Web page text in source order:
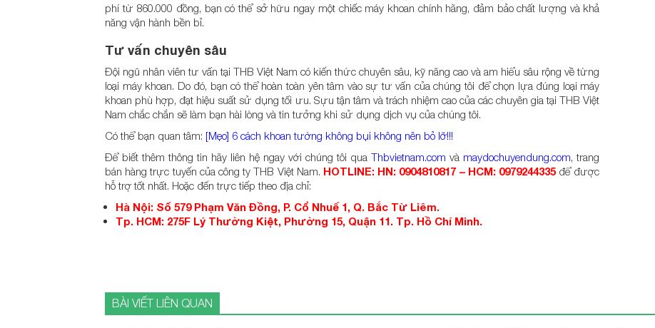
phí từ 860.000 đồng, bạn có thể sở hữu ngay một chiếc máy khoan chính hãng, đảm bảo chất lượng và khả
năng vận hành bền bỉ.
Tư vấn chuyên sâu
Đội ngũ nhân viên tư vấn tại THB Việt Nam có kiến thức chuyên sâu, kỹ năng cao và am hiểu sâu rộng về từng
loại máy khoan. Do đó, bạn có thể hoàn toàn yên tâm vào sự tư vấn của chúng tôi để chọn lựa đúng loại máy
khoan phù hợp, đạt hiệu suất sử dụng tối ưu. Sựu tận tâm và trách nhiệm cao của các chuyên gia tại THB Việt
Nam chắc chắn sẽ làm bạn hài lòng và tin tưởng khi sử dụng dịch vụ của chúng tôi.
Có thể bạn quan tâm: [Mẹo] 6 cách khoan tường không bụi không nên bỏ lỡ!!!
Để biết thêm thông tin hãy liên hệ ngay với chúng tôi quaThbvietnam.com và maydochuyendung.com, trang
bán hàng trực tuyến của công ty THB Việt Nam. HOTLINE: HN: 0904810817 – HCM: 0979244335để được
hỗ trợ tốt nhất. Hoặc đến trực tiếp theo địa chỉ:
Hà Nội: Số 579 Phạm Văn Đồng, P. Cổ Nhuế 1, Q. Bắc Từ Liêm.
Tp. HCM: 275F Lý Thường Kiệt, Phường 15, Quận 11. Tp. Hồ Chí Minh.
BÀI VIẾT LIÊN QUAN